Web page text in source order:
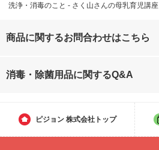
洗浄・消毒のこと - さく山さんの母乳育児講座
商品に関するお問合わせはこちら
消毒・除菌用品に関するQ&A
ピジョン 株式会社トップ